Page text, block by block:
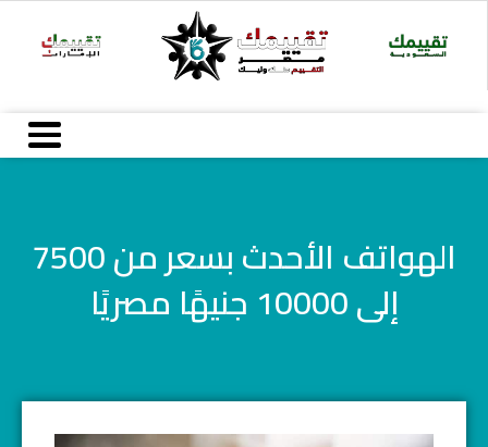
تخطي
المحتوى
الهواتف الأحدث بسعر من 7500
إلى 10000 جنيهًا مصريًا